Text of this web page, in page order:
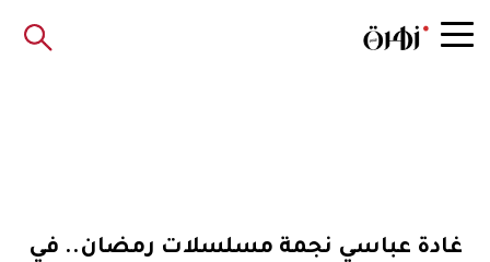
غادة عباسي نجمة مسلسلات رمضان.. في